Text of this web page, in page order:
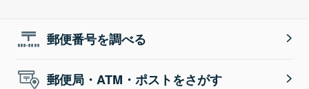
郵便番号を調べる
郵便局・ATM・ポストをさがす